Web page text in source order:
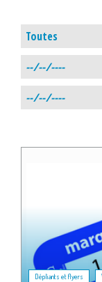
Dépliants et flyers